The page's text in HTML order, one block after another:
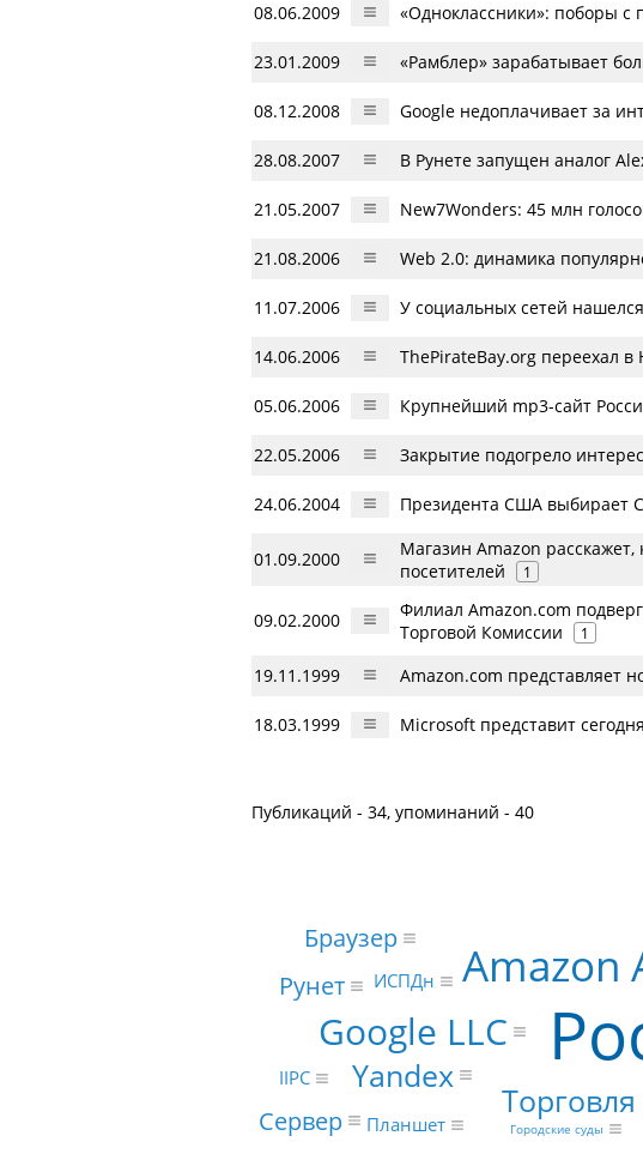
08.06.2009 «Одноклассники»: поборы с
23.01.2009 «Рамблер» зарабатывает
08.12.2008 Google недоплачивает за
28.08.2007 В Рунете запущен аналог
21.05.2007 New7Wonders: 45 млн
21.08.2006 Web 2.0: динамика
11.07.2006 У социальных сетей
14.06.2006 ThePirateBay.org переехал
05.06.2006 Крупнейший mp3-сайт
22.05.2006 Закрытие подогрело
24.06.2004 Президента США выбирает
01.09.2000
Магазин Amazon
посетителей
1
09.02.2000
Филиал Amazon.com
Торговой Комиссии
1
19.11.1999 Amazon.com представляет
18.03.1999 Microsoft представит
Публикаций - 34, упоминаний - 40
Amazon
Google LLC
Yandex
Браузер
Рунет
Сервер
ИСПДн
Планшет
IIPC
Городские суды